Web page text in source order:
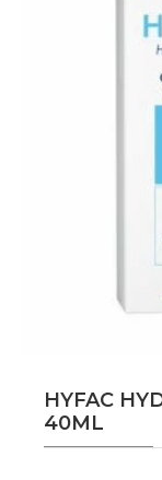
HYFAC
40ML